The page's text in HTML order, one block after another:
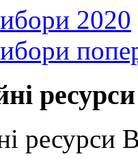
2020
ресурси
ресурси